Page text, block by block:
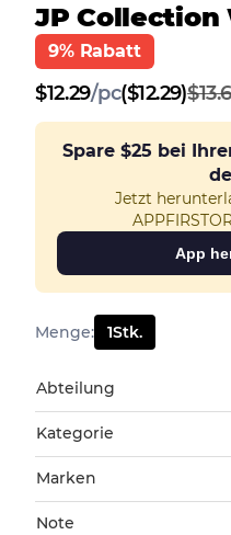
JP Collection
9% Rabatt
$12.29/pc($12.29)
Spare $25 bei
Jetzt
App
Menge: 1Stk.
Abteilung
Kategorie
Marken
Note